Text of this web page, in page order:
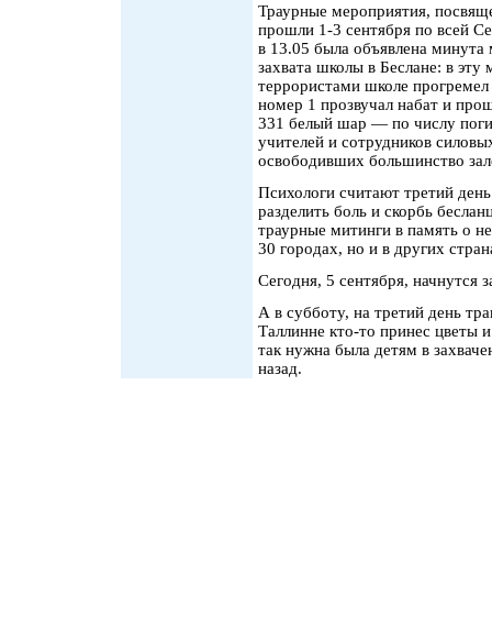
Траурные мероприятия,
прошли 1-3 сентября по всей
в 13.05 была объявлена минута
захвата школы в Беслане: в эту
террористами школе
номер 1 прозвучал набат и
331 белый шар — по числу
учителей и сотрудников
освободивших большинство
Психологи считают третий
разделить боль и скорбь
траурные митинги в память о
30 городах, но и в других
Сегодня, 5 сентября, начнутся
А в субботу, на третий день
Таллинне кто-то принес цветы
так нужна была детям в
назад.